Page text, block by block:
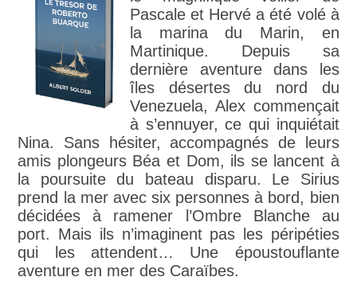
Pascale et Hervé a été volé à
la marina du Marin, en
Martinique. Depuis sa
dernière aventure dans les
îles désertes du nord du
Venezuela, Alex commençait
à s’ennuyer, ce qui inquiétait
Nina. Sans hésiter, accompagnés de leurs
amis plongeurs Béa et Dom, ils se lancent à
la poursuite du bateau disparu. Le Sirius
prend la mer avec six personnes à bord, bien
décidées à ramener l’Ombre Blanche au
port. Mais ils n’imaginent pas les péripéties
qui les attendent… Une époustouflante
aventure en mer des Caraïbes.